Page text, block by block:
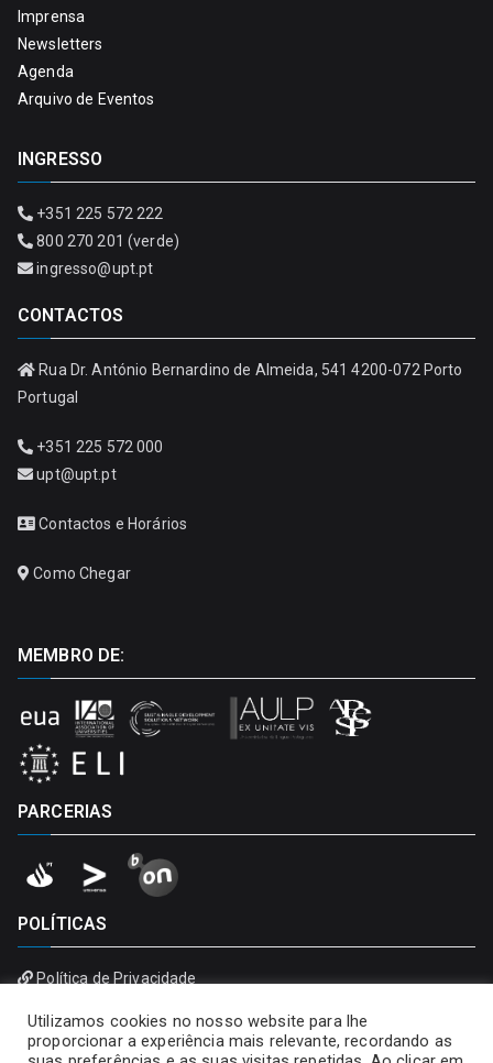
Imprensa
Newsletters
Agenda
Arquivo de Eventos
INGRESSO
+351 225 572 222
800 270 201 (verde)
ingresso@upt.pt
CONTACTOS
Rua Dr. António Bernardino de Almeida, 541 4200-072 Porto
Portugal
+351 225 572 000
upt@upt.pt
Contactos e Horários
Como Chegar
MEMBRO DE:
PARCERIAS
POLÍTICAS
Política de Privacidade
Utilizamos cookies no nosso website para lhe
proporcionar a experiência mais relevante, recordando as